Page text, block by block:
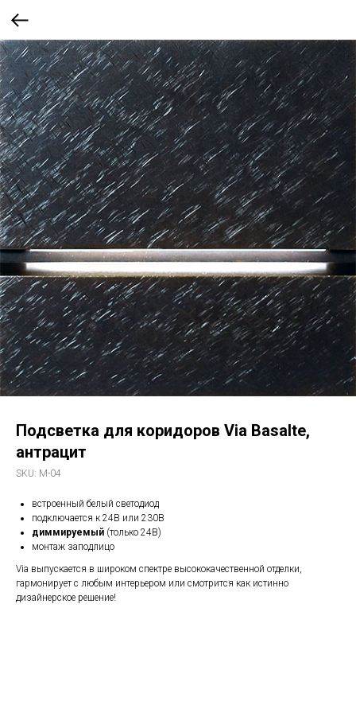
Подсветка для коридоров Via Basalte,
антрацит
SKU: M-04
встроенный белый светодиод
подключается к 24В или 230В
диммируемый (только 24В)
монтаж заподлицо
Via выпускается в широком спектре высококачественной отделки,
гармонирует с любым интерьером или смотрится как истинно
дизайнерское решение!